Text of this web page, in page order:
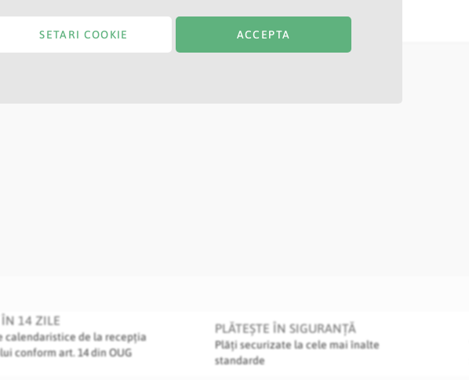
ÎN 14 ZILE
calendaristice de la recepția
conform art. 14 din OUG
PLĂTEȘTE ÎN SIGURANȚĂ
Plăți securizate la cele mai înalte
standarde
ACCEPTA
SETARI COOKIE